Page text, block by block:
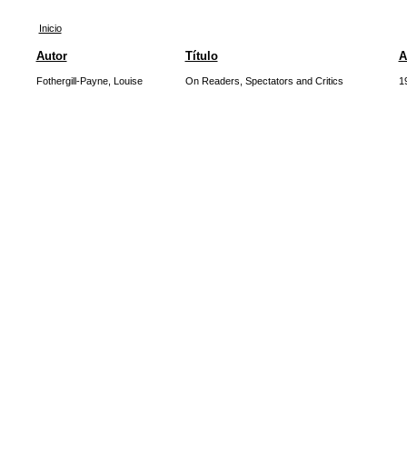
Inicio
Autor Título
Fothergill-Payne, Louise On Readers, Spectators and Critics